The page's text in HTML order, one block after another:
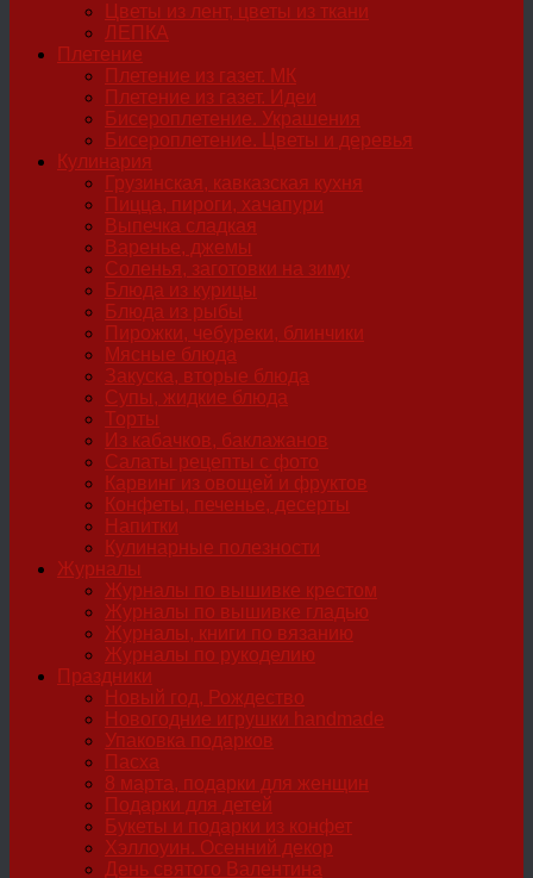
Цветы из лент, цветы из ткани
ЛЕПКА
Плетение
Плетение из газет. МК
Плетение из газет. Идеи
Бисероплетение. Украшения
Бисероплетение. Цветы и деревья
Кулинария
Грузинская, кавказская кухня
Пицца, пироги, хачапури
Выпечка сладкая
Варенье, джемы
Соленья, заготовки на зиму
Блюда из курицы
Блюда из рыбы
Пирожки, чебуреки, блинчики
Мясные блюда
Закуска, вторые блюда
Супы, жидкие блюда
Торты
Из кабачков, баклажанов
Салаты рецепты с фото
Карвинг из овощей и фруктов
Конфеты, печенье, десерты
Напитки
Кулинарные полезности
Журналы
Журналы по вышивке крестом
Журналы по вышивке гладью
Журналы, книги по вязанию
Журналы по рукоделию
Праздники
Новый год, Рождество
Новогодние игрушки handmade
Упаковка подарков
Пасха
8 марта, подарки для женщин
Подарки для детей
Букеты и подарки из конфет
Хэллоуин. Осенний декор
День святого Валентина